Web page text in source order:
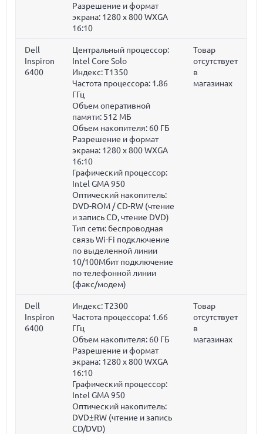
Разрешение и формат
экрана: 1280 x 800 WXGA
16:10
Dell
Inspiron
6400
Центральный процессор:
Intel Core Solo
Индекс: T1350
Частота процессора: 1.86
ГГц
Объем оперативной
памяти: 512 МБ
Объем накопителя: 60 ГБ
Разрешение и формат
экрана: 1280 x 800 WXGA
16:10
Графический процессор:
Intel GMA 950
Оптический накопитель:
DVD-ROM / CD-RW (чтение
и запись CD, чтение DVD)
Тип сети: беспроводная
связь Wi-Fi подключение
по выделенной линии
10/100Мбит подключение
по телефонной линии
(факс/модем)
Товар
отсутствует
в
магазинах
Dell
Inspiron
6400
Индекс: T2300
Частота процессора: 1.66
ГГц
Объем накопителя: 60 ГБ
Разрешение и формат
экрана: 1280 x 800 WXGA
16:10
Графический процессор:
Intel GMA 950
Оптический накопитель:
DVD±RW (чтение и запись
CD/DVD)
Товар
отсутствует
в
магазинах